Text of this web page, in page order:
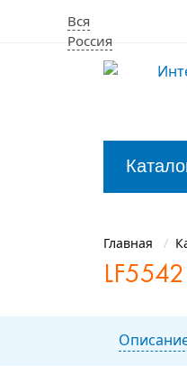
Вся
Россия
Главная